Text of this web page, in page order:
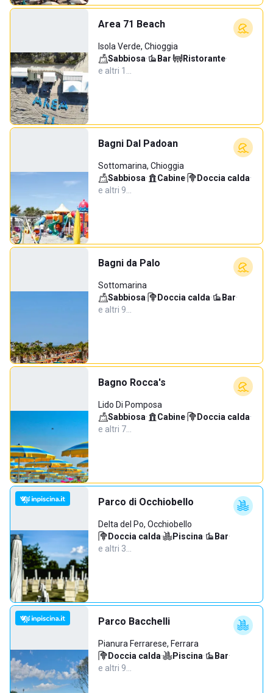
Area 71 Beach
Isola Verde, Chioggia
Sabbiosa· Bar· Ristorante·
e altri 1…
Bagni Dal Padoan
Sottomarina, Chioggia
Sabbiosa· Cabine· Doccia calda·
e altri 9…
Bagni da Palo
Sottomarina
Sabbiosa· Doccia calda· Bar·
e altri 9…
Bagno Rocca's
Lido Di Pomposa
Sabbiosa· Cabine· Doccia calda·
e altri 7…
Parco di Occhiobello
Delta del Po, Occhiobello
Doccia calda· Piscina· Bar·
e altri 3…
Parco Bacchelli
Pianura Ferrarese, Ferrara
Doccia calda· Piscina· Bar·
e altri 9…